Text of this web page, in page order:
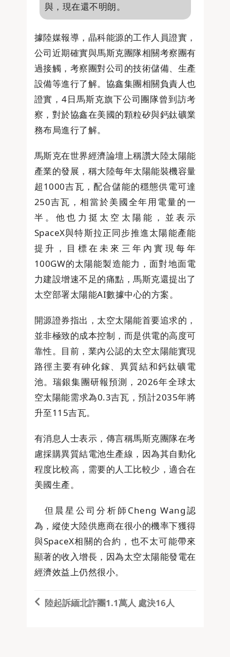
與，現在還不明朗。
據陸媒報導，晶科能源的工作人員證實，
公司近期確實與馬斯克團隊相關考察團有
過接觸，考察團對公司的技術儲備、生產
設備等進行了解。協鑫集團相關負責人也
證實，4日馬斯克旗下公司團隊曾到訪考
察，對於協鑫在美國的顆粒矽與鈣鈦礦業
務布局進行了解。
馬斯克在世界經濟論壇上稱讚大陸太陽能
產業的發展，稱大陸每年太陽能裝機容量
超1000吉瓦，配合儲能的穩態供電可達
250吉瓦，相當於美國全年用電量的一
半。他也力挺太空太陽能，並表示
SpaceX與特斯拉正同步推進太陽能產能
提升，目標在未來三年內實現每年
100GW的太陽能製造能力，面對地面電
力建設增速不足的痛點，馬斯克還提出了
太空部署太陽能AI數據中心的方案。
開源證券指出，太空太陽能首要追求的，
並非極致的成本控制，而是供電的高度可
靠性。目前，業內公認的太空太陽能實現
路徑主要有砷化鎵、異質結和鈣鈦礦電
池。瑞銀集團研報預測，2026年全球太
空太陽能需求為0.3吉瓦，預計2035年將
升至115吉瓦。
有消息人士表示，傳言稱馬斯克團隊在考
慮採購異質結電池生產線，因為其自動化
程度比較高，需要的人工比較少，適合在
美國生產。
但晨星公司分析師Cheng Wang認
為，縱使大陸供應商在很小的機率下獲得
與SpaceX相關的合約，也不太可能帶來
顯著的收入增長，因為太空太陽能發電在
經濟效益上仍然很小。
陸起訴緬北詐團1.1萬人 處決16人